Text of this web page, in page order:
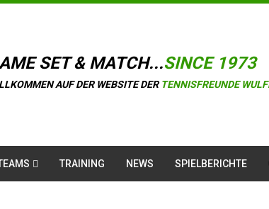
SET & MATCH...SINCE 1973
AUF DER WEBSITE DER TENNISFREUNDE
TRAINING NEWS SPIELBERICHTE